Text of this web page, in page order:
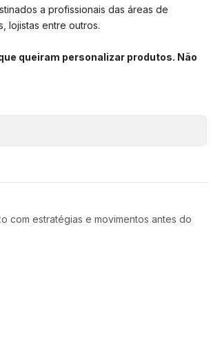
a profissionais das áreas de
lojistas entre outros.
queiram personalizar produtos. Não
com estratégias e movimentos antes do